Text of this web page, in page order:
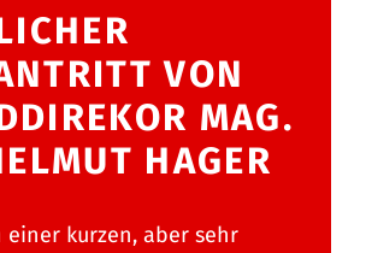
VON
MAG.
HAGER
einer kurzen, aber sehr